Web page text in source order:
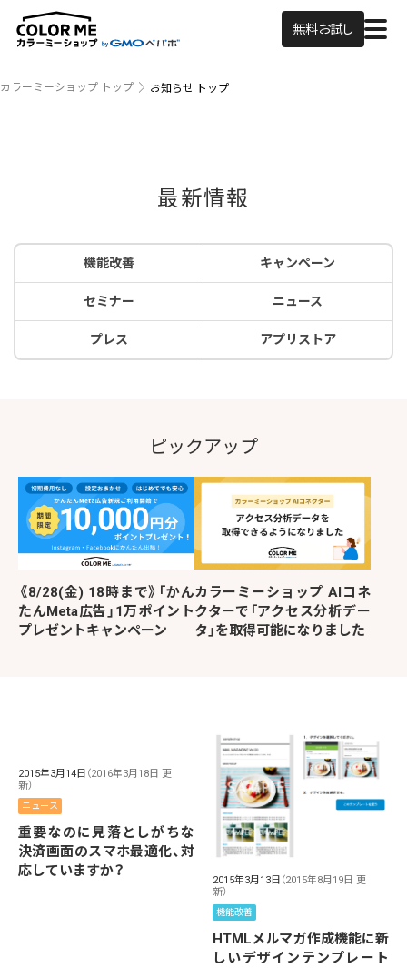
無料お試し
カラーミーショップ トップ お知らせ トップ
最新情報
機能改善 キャンペーン
セミナー ニュース
プレス アプリストア
ピックアップ
《8/28(金) 18時まで》「かん
たんMeta広告」1万ポイント
プレゼントキャンペーン
カラーミーショップ AIコネ
クターで「アクセス分析デー
タ」を取得可能になりました
2015年3月14日 （2016年3月18日 更
新）
ニュース
重要なのに見落としがちな
決済画面のスマホ最適化、対
応していますか？
2015年3月13日 （2015年8月19日 更
新）
機能改善
HTMLメルマガ作成機能に新
しいデザインテンプレート